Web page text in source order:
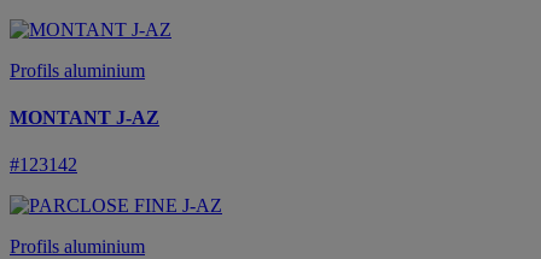
Profils aluminium
MONTANT J-AZ
#123142
Profils aluminium